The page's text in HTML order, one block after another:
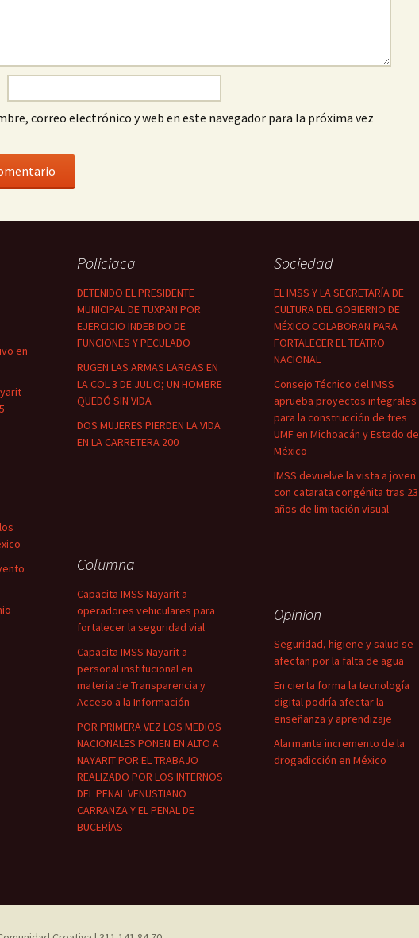
correo electrónico y web en este navegador para la próxima vez
en
Policiaca
DETENIDO EL PRESIDENTE
MUNICIPAL DE TUXPAN POR
EJERCICIO INDEBIDO DE
FUNCIONES Y PECULADO
RUGEN LAS ARMAS LARGAS EN
LA COL 3 DE JULIO; UN HOMBRE
QUEDÓ SIN VIDA
DOS MUJERES PIERDEN LA VIDA
EN LA CARRETERA 200
Sociedad
EL IMSS Y LA SECRETARÍA DE
CULTURA DEL GOBIERNO DE
MÉXICO COLABORAN PARA
FORTALECER EL TEATRO
NACIONAL
Consejo Técnico del IMSS
aprueba proyectos integrales
para la construcción de tres
UMF en Michoacán y Estado de
México
IMSS devuelve la vista a joven
con catarata congénita tras 23
años de limitación visual
Columna
Capacita IMSS Nayarit a
operadores vehiculares para
fortalecer la seguridad vial
Capacita IMSS Nayarit a
personal institucional en
materia de Transparencia y
Acceso a la Información
POR PRIMERA VEZ LOS MEDIOS
NACIONALES PONEN EN ALTO A
NAYARIT POR EL TRABAJO
REALIZADO POR LOS INTERNOS
DEL PENAL VENUSTIANO
CARRANZA Y EL PENAL DE
BUCERÍAS
Opinion
Seguridad, higiene y salud se
afectan por la falta de agua
En cierta forma la tecnología
digital podría afectar la
enseñanza y aprendizaje
Alarmante incremento de la
drogadicción en México